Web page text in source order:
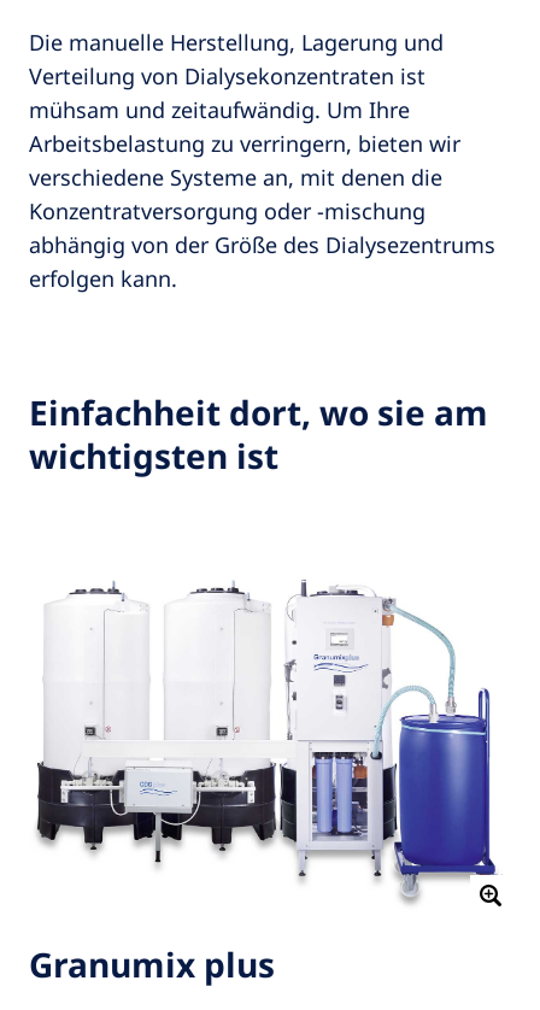
Die manuelle Herstellung, Lagerung und
Verteilung von Dialysekonzentraten ist
mühsam und zeitaufwändig. Um Ihre
Arbeitsbelastung zu verringern, bieten wir
verschiedene Systeme an, mit denen die
Konzentratversorgung oder -mischung
abhängig von der Größe des Dialysezentrums
erfolgen kann.
Einfachheit dort, wo sie am
wichtigsten ist
Granumix plus